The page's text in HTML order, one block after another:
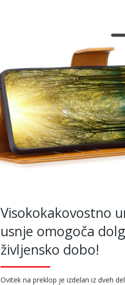
Visokokakovostno
usnje omogoča
življensko dobo!
Ovitek na preklop je izdelan iz dveh